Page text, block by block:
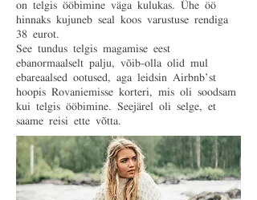
on telgis ööbimine väga kulukas. Ühe öö
hinnaks kujuneb seal koos varustuse rendiga
38 eurot.
See tundus telgis magamise eest
ebanormaalselt palju, võib-olla olid mul
ebareaalsed ootused, aga leidsin Airbnb'st
hoopis Rovaniemisse korteri, mis oli soodsam
kui telgis ööbimine. Seejärel oli selge, et
saame reisi ette võtta.